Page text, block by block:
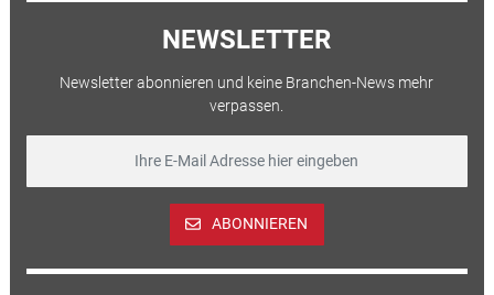
NEWSLETTER
Newsletter abonnieren und keine Branchen-News mehr
verpassen.
ABONNIEREN